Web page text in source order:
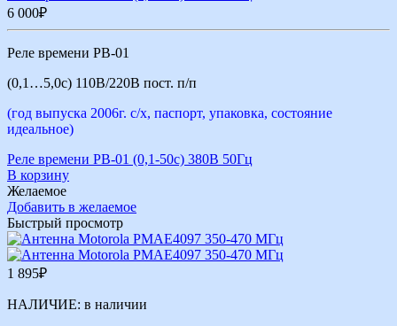
6 000₽
Реле времени РВ-01
(0,1…5,0с) 110В/220В пост. п/п
(год выпуска 2006г. с/х, паспорт, упаковка, состояние
идеальное)
Реле времени РВ-01 (0,1-50с) 380В 50Гц
В корзину
Желаемое
Добавить в желаемое
Быстрый просмотр
1 895₽
НАЛИЧИЕ: в наличии